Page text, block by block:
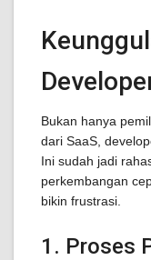
Bukan hanya
dari SaaS,
Ini sudah jadi
perkembangan
bikin frustrasi.
1. Proses